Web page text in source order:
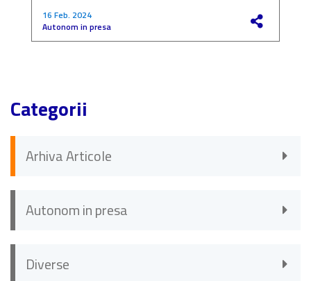
16 Feb. 2024
Autonom in presa
Categorii
Arhiva Articole
Autonom in presa
Diverse